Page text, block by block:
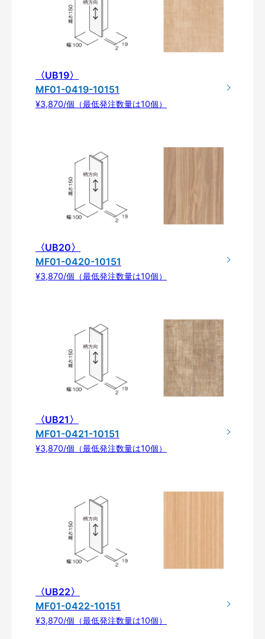
〈UB19〉
MF01-0419-10151
¥3,870/個（最低発注数量は10個）
〈UB20〉
MF01-0420-10151
¥3,870/個（最低発注数量は10個）
〈UB21〉
MF01-0421-10151
¥3,870/個（最低発注数量は10個）
〈UB22〉
MF01-0422-10151
¥3,870/個（最低発注数量は10個）